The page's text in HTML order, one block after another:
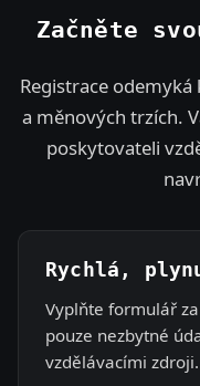
+
Začněte
Registrace
a měnových trzích.
poskytovateli
Rychlá,
Vyplňte formulář
pouze nezbytné
vzdělávacími zdroji.